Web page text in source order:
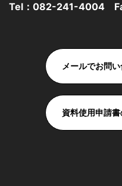
Tel： 082-241-4004
メールでお問
資料使用申請